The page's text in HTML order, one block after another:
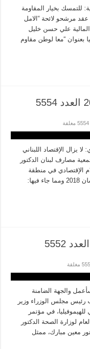
للتمسك بخيار المقاومة
مرشحو لائحة “الامل
علي حسن خليل
بعنوان “معا لوطن مقاوم
يزال الإقتصاد اللبناني
مصارف لبنان الدكتور
الإقتصادي في منطقة
الصيفي – بيروت بتاريخ اليوم الخميس 19 نيسان 2018 ومما جاء فيها:
والجهة الضامنة
رئيس مجلس الوزراء وزير
في مؤتمر
لوزارة الصحة الدكتور
معين مبارك، ممثل